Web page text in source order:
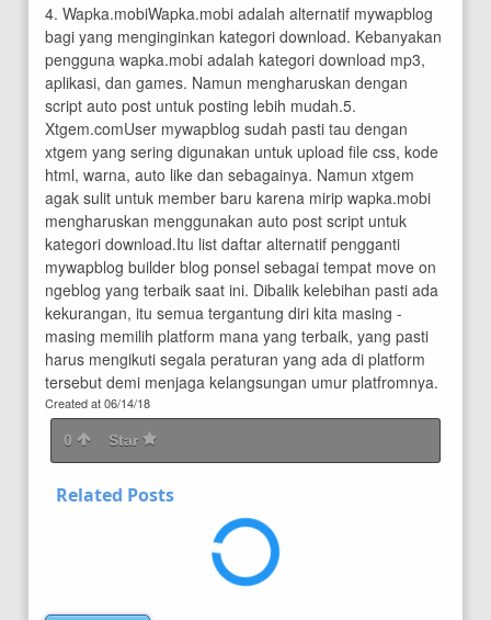
4. Wapka.mobiWapka.mobi adalah alternatif mywapblog
bagi yang menginginkan kategori download. Kebanyakan
pengguna wapka.mobi adalah kategori download mp3,
aplikasi, dan games. Namun mengharuskan dengan
script auto post untuk posting lebih mudah.5.
Xtgem.comUser mywapblog sudah pasti tau dengan
xtgem yang sering digunakan untuk upload file css, kode
html, warna, auto like dan sebagainya. Namun xtgem
agak sulit untuk member baru karena mirip wapka.mobi
mengharuskan menggunakan auto post script untuk
kategori download.Itu list daftar alternatif pengganti
mywapblog builder blog ponsel sebagai tempat move on
ngeblog yang terbaik saat ini. Dibalik kelebihan pasti ada
kekurangan, itu semua tergantung diri kita masing -
masing memilih platform mana yang terbaik, yang pasti
harus mengikuti segala peraturan yang ada di platform
tersebut demi menjaga kelangsungan umur platfromnya.
Created at06/14/18
0 Star
Related Posts